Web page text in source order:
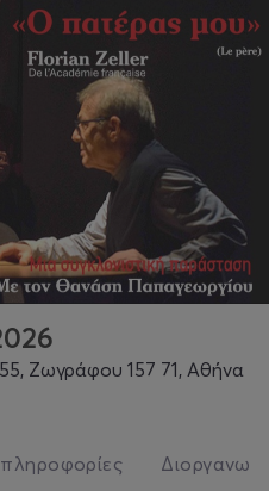
Ζωγράφου 157 71, Αθήνα